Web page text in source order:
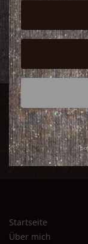
Startseite
Über mich